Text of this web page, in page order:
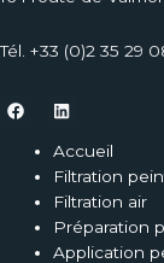
Tél. +33 (0)2 35 29
Accueil
Filtration
Filtration air
Préparation
Application